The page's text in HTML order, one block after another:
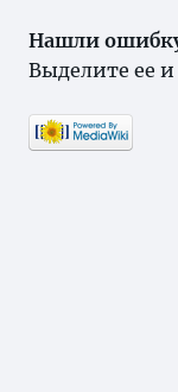
Нашли
Выделите ее